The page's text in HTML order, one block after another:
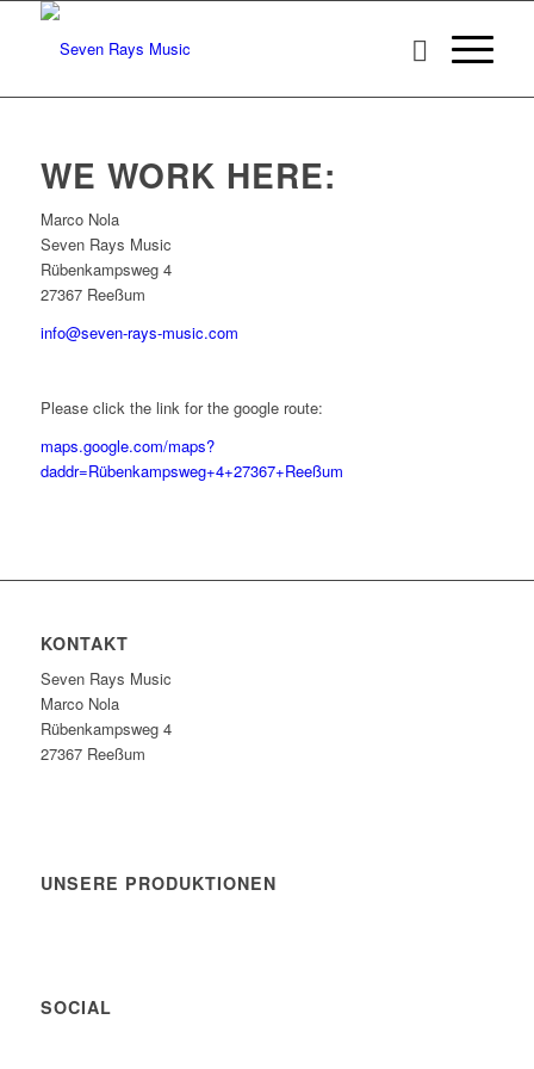
WE WORK HERE:
Marco Nola
Seven Rays Music
Rübenkampsweg 4
27367 Reeßum
info@seven-rays-music.com
Please click the link for the google route:
maps.google.com/maps?
daddr=Rübenkampsweg+4+27367+Reeßum
KONTAKT
Seven Rays Music
Marco Nola
Rübenkampsweg 4
27367 Reeßum
UNSERE PRODUKTIONEN
SOCIAL